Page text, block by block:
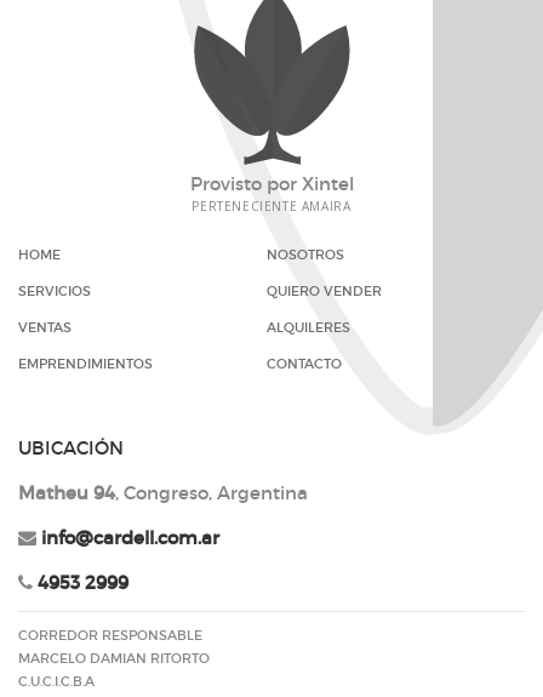
Provisto por Xintel
PERTENECIENTE AMAIRA
HOME NOSOTROS
SERVICIOS QUIERO VENDER
VENTAS ALQUILERES
EMPRENDIMIENTOS CONTACTO
UBICACIÓN
Matheu 94, Congreso, Argentina
info@cardell.com.ar
4953 2999
CORREDOR RESPONSABLE
MARCELO DAMIAN RITORTO
C.U.C.I.C.B.A